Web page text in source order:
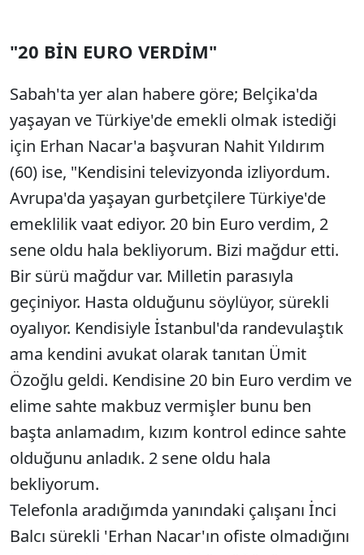
"20 BİN EURO VERDİM"
Sabah'ta yer alan habere göre; Belçika'da
yaşayan ve Türkiye'de emekli olmak istediği
için Erhan Nacar'a başvuran Nahit Yıldırım
(60) ise, "Kendisini televizyonda izliyordum.
Avrupa'da yaşayan gurbetçilere Türkiye'de
emeklilik vaat ediyor. 20 bin Euro verdim, 2
sene oldu hala bekliyorum. Bizi mağdur etti.
Bir sürü mağdur var. Milletin parasıyla
geçiniyor. Hasta olduğunu söylüyor, sürekli
oyalıyor. Kendisiyle İstanbul'da randevulaştık
ama kendini avukat olarak tanıtan Ümit
Özoğlu geldi. Kendisine 20 bin Euro verdim ve
elime sahte makbuz vermişler bunu ben
başta anlamadım, kızım kontrol edince sahte
olduğunu anladık. 2 sene oldu hala
bekliyorum.
Telefonla aradığımda yanındaki çalışanı İnci
Balcı sürekli 'Erhan Nacar'ın ofiste olmadığını